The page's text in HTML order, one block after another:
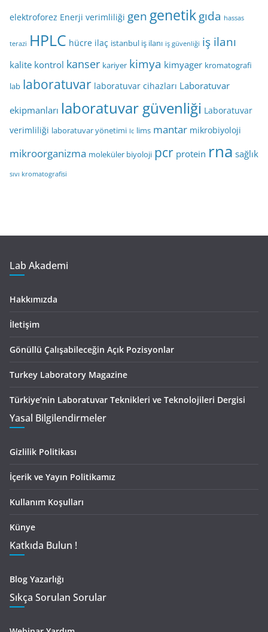
elektroforez Enerji verimliliği gen genetikgıda hassas
terazi HPLC hücre ilaç istanbul iş ilanı iş güvenliği iş ilanı
kalite kontrol kanser kariyer kimya kimyager kromatografi
lab laboratuvar laboratuvar cihazları Laboratuvar
ekipmanları laboratuvar güvenliği Laboratuvar
verimliliği laboratuvar yönetimi lc lims mantar mikrobiyoloji
mikroorganizma moleküler biyoloji pcr protein rna sağlık
sıvı kromatografisi
Lab Akademi
Hakkımızda
İletişim
Gönüllü Çalışabileceğin Açık Pozisyonlar
Turkey Laboratory Magazine
Türkiye’nin Laboratuvar Teknikleri ve Teknolojileri Dergisi
Yasal Bilgilendirmeler
Gizlilik Politikası
İçerik ve Yayın Politikamız
Kullanım Koşulları
Künye
Katkıda Bulun !
Blog Yazarlığı
Sıkça Sorulan Sorular